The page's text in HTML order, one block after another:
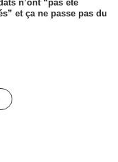
n’ont “pas été
et ça ne passe pas du